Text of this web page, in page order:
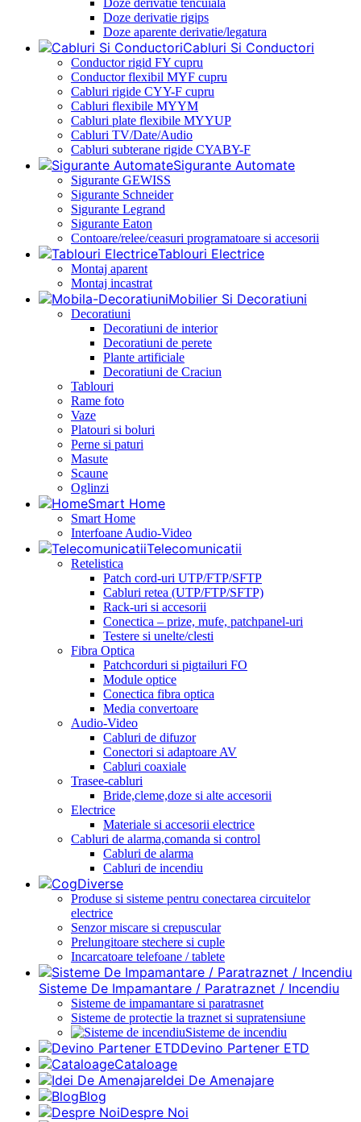
Doze derivatie tencuiala
Doze derivatie rigips
Doze aparente derivatie/legatura
Cabluri Si Conductori
Conductor rigid FY cupru
Conductor flexibil MYF cupru
Cabluri rigide CYY-F cupru
Cabluri flexibile MYYM
Cabluri plate flexibile MYYUP
Cabluri TV/Date/Audio
Cabluri subterane rigide CYABY-F
Sigurante Automate
Sigurante GEWISS
Sigurante Schneider
Sigurante Legrand
Sigurante Eaton
Contoare/relee/ceasuri programatoare si accesorii
Tablouri Electrice
Montaj aparent
Montaj incastrat
Mobilier Si Decoratiuni
Decoratiuni
Decoratiuni de interior
Decoratiuni de perete
Plante artificiale
Decoratiuni de Craciun
Tablouri
Rame foto
Vaze
Platouri si boluri
Perne si paturi
Masute
Scaune
Oglinzi
Smart Home
Smart Home
Interfoane Audio-Video
Telecomunicatii
Retelistica
Patch cord-uri UTP/FTP/SFTP
Cabluri retea (UTP/FTP/SFTP)
Rack-uri si accesorii
Conectica – prize, mufe, patchpanel-uri
Testere si unelte/clesti
Fibra Optica
Patchcorduri si pigtailuri FO
Module optice
Conectica fibra optica
Media convertoare
Audio-Video
Cabluri de difuzor
Conectori si adaptoare AV
Cabluri coaxiale
Trasee-cabluri
Bride,cleme,doze si alte accesorii
Electrice
Materiale si accesorii electrice
Cabluri de alarma,comanda si control
Cabluri de alarma
Cabluri de incendiu
Diverse
Produse si sisteme pentru conectarea circuitelor
electrice
Senzor miscare si crepuscular
Prelungitoare stechere si cuple
Incarcatoare telefoane / tablete
Sisteme De Impamantare / Paratraznet / Incendiu
Sisteme de impamantare si paratrasnet
Sisteme de protectie la traznet si supratensiune
Sisteme de incendiu
Devino Partener ETD
Cataloage
Idei De Amenajare
Blog
Despre Noi